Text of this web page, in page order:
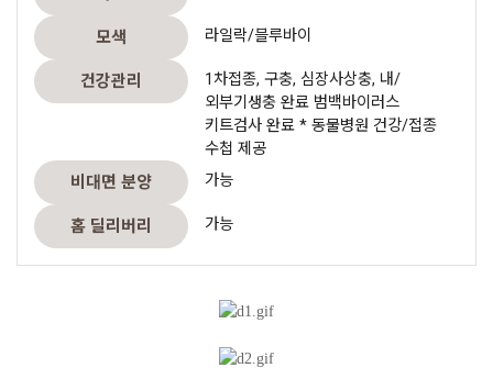
모색 라일락/블루바이
건강관리
1차접종, 구충, 심장사상충, 내/
외부기생충 완료 범백바이러스
키트검사 완료 * 동물병원 건강/접종
수첩 제공
비대면 분양 가능
홈 딜리버리 가능